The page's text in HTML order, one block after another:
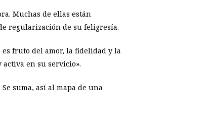
Muchas de ellas están
regularización de su feligresía.
es fruto del amor, la fidelidad y la
en su servicio».
suma, así al mapa de una